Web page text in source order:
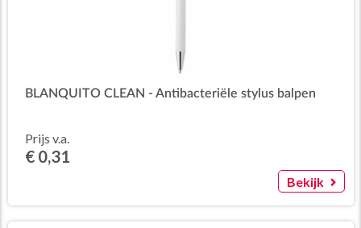
BLANQUITO CLEAN - Antibacteriële stylus balpen
Prijs v.a.
€ 0,31
Bekijk